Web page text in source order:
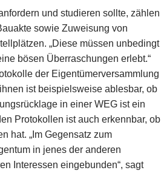
und studieren sollte, zählen
sowie Zuweisung von
„Diese müssen unbedingt
bösen Überraschungen erlebt.“
der Eigentümerversammlung
ist beispielsweise ablesbar, ob
in einer WEG ist ein
Protokollen ist auch erkennbar, ob
hat. „Im Gegensatz zum
in jenes der anderen
Interessen eingebunden“, sagt